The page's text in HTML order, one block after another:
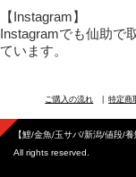
【Instagram】
Instagramでも仙助で
ています。
ご購入の流れ 特定商
【鯉/金魚/玉サバ/新潟/値段/
All rights reserved.